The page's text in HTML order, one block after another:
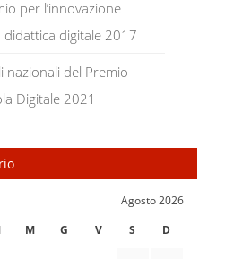
per l’innovazione
didattica digitale 2017
nazionali del Premio
Digitale 2021
Agosto 2026
M G V S D